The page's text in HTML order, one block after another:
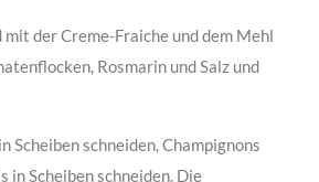
der Creme-Fraiche und dem Mehl
Rosmarin und Salz und
Scheiben schneiden, Champignons
in Scheiben schneiden. Die